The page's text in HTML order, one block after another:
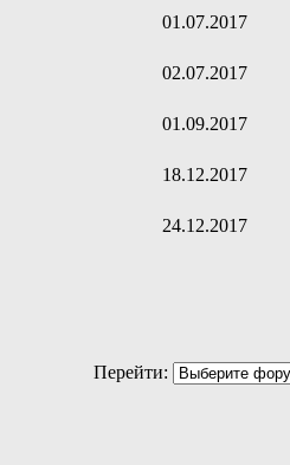
01.07.2017
02.07.2017
01.09.2017
18.12.2017
24.12.2017
Перейти: